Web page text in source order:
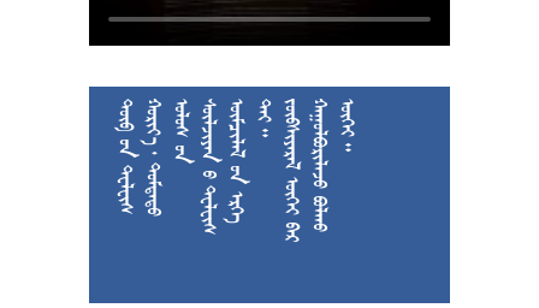

































































  






































 